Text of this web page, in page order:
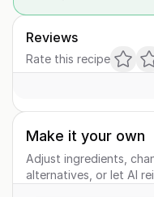
Reviews
Rate this recipe
Make it your own
Adjust ingredients,
alternatives, or let AI